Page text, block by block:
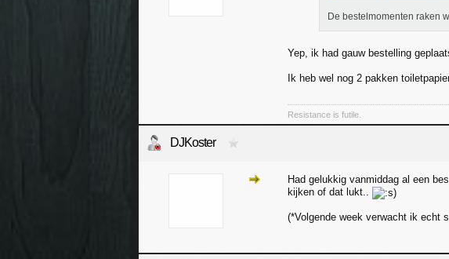
De bestelmomenten raken
Yep, ik had gauw bestelling
Ik heb wel nog 2 pakken
Resistance is futile.
DJKoster
Had gelukkig vanmiddag al een
kijken of dat lukt..
(*Volgende week verwacht ik echt